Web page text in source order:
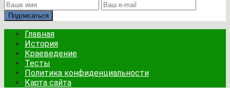
Подписаться
Главная
История
Краеведение
Тесты
Политика конфиденциальности
Карта сайта